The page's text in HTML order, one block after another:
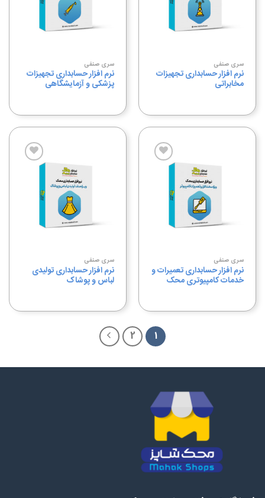
سری صنفی
نرم افزار حسابداری تجهیزات
مخابراتی
سری صنفی
نرم افزار حسابداری تجهیزات
پزشکی و آزمایشگاهی
افزودن
سری صنفی
نرم افزار حسابداری تعمیرات و
خدمات کامپیوتری محک
افزودن
سری صنفی
نرم افزار حسابداری تولیدی
لباس و پوشاک
1
2